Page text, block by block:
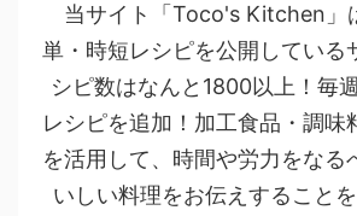
当サイト「Toco's Kitchen」
単・時短レシピを公開している
シピ数はなんと1800以上！毎
レシピを追加！加工食品・調味
を活用して、時間や労力をなる
いしい料理をお伝えすることを